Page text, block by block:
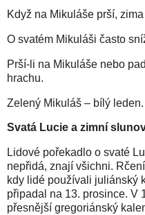
Když na Mikuláše prší,
O svatém Mikuláši často
Prší-li na Mikuláše nebo
hrachu.
Zelený Mikuláš – bílý leden.
Svatá Lucie a zimní
Lidové pořekadlo o svaté
nepřidá, znají všichni.
kdy lidé používali juliánský
připadal na 13. prosince. V
přesnější gregoriánský